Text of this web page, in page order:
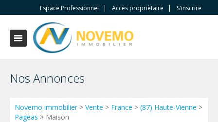
Espace Professionnel Accès propriètaire S'inscrire
Nos Annonces
Novemo immobilier> Vente > France > (87) Haute-Vienne >
Pageas > Maison